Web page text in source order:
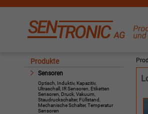
Produkte
Sensoren
Optisch, Induktiv, Kapazitiv,
Ultraschall, IR Sensoren, Etiketten
Sensoren, Druck, Vakuum,
Staudruckschalter, Füllstand,
Mechanische Schalter, Temperatur
Sensoren